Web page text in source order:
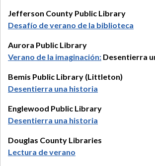
Jefferson County Public Library
Desafío de verano de la biblioteca
Aurora Public Library
Verano de la imaginación: Desentierra
Bemis Public Library (Littleton)
Desentierra una historia
Englewood Public Library
Desentierra una historia
Douglas County Libraries
Lectura de verano